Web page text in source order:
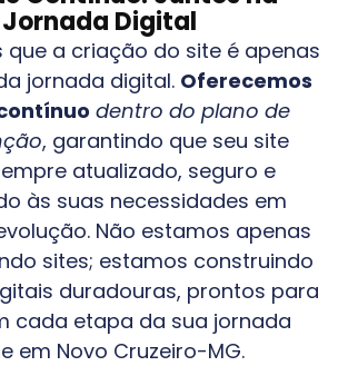
Jornada Digital
que a criação do site é apenas
jornada digital. Oferecemos
dentro do plano de
, garantindo que seu site
atualizado, seguro e
às suas necessidades em
Não estamos apenas
sites; estamos construindo
duradouras, prontos para
cada etapa da sua jornada
em Novo Cruzeiro-MG.